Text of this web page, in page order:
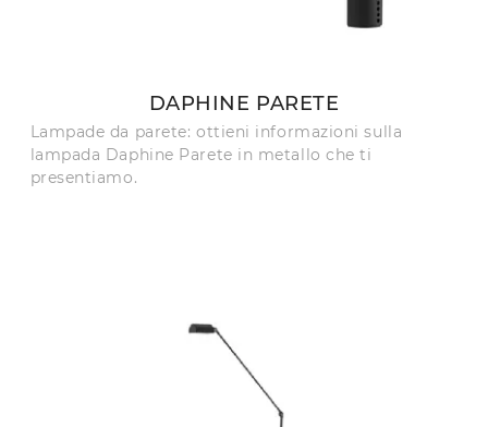
DAPHINE PARETE
Lampade da parete: ottieni informazioni sulla
lampada Daphine Parete in metallo che ti
presentiamo.